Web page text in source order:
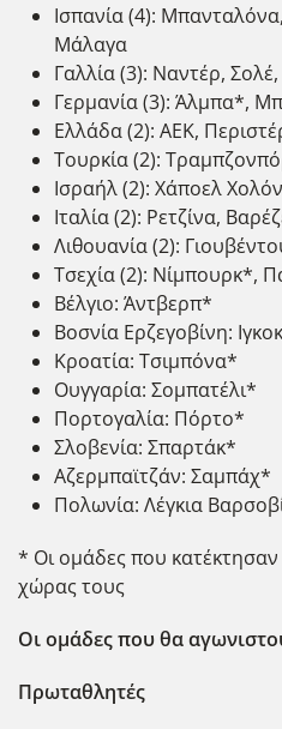
Ισπανία (4):
Μάλαγα
Γαλλία (3): Ναντέρ,
Γερμανία (3): Άλμπα*,
Ελλάδα (2): ΑΕΚ,
Τουρκία (2):
Ισραήλ (2): Χάποελ
Ιταλία (2): Ρετζίνα,
Λιθουανία (2):
Τσεχία (2): Νίμπουρκ*,
Βέλγιο: Άντβερπ*
Βοσνία Ερζεγοβίνη:
Κροατία: Τσιμπόνα*
Ουγγαρία: Σομπατέλι*
Πορτογαλία: Πόρτο*
Σλοβενία: Σπαρτάκ*
Αζερμπαϊτζάν: Σαμπάχ*
Πολωνία: Λέγκια
* Οι ομάδες που
χώρας τους
Οι ομάδες που θα
Πρωταθλητές